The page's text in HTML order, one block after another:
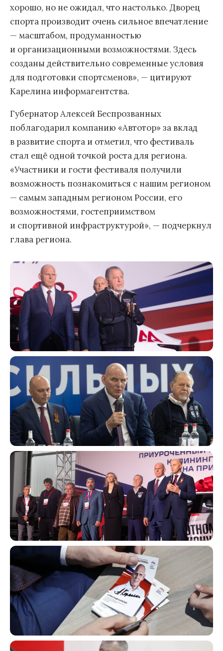
хорошо, но не ожидал, что настолько. Дворец
спорта производит очень сильное впечатление
— масштабом, продуманностью
и организационными возможностями. Здесь
созданы действительно современные условия
для подготовки спортсменов», — цитируют
Карелина информагентства.
Губернатор Алексей Беспрозванных
поблагодарил компанию «Автотор» за вклад
в развитие спорта и отметил, что фестиваль
стал ещё одной точкой роста для региона.
«Участники и гости фестиваля получили
возможность познакомиться с нашим регионом
— самым западным регионом России, его
возможностями, гостеприимством
и спортивной инфраструктурой», — подчеркнул
глава региона.